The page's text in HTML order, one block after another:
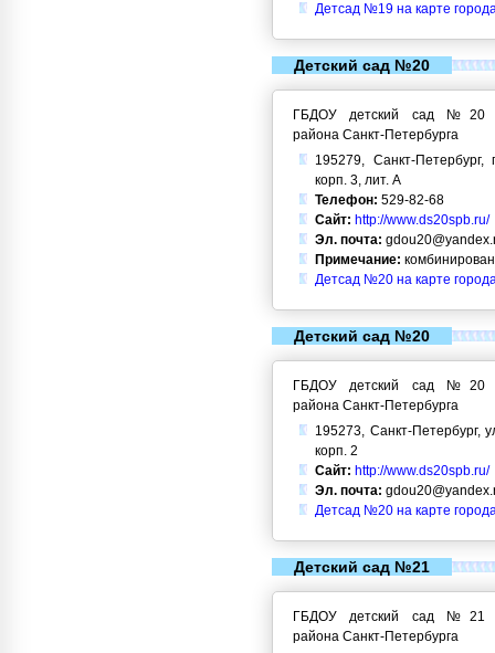
Детсад №19 на карте
Детский сад №20
ГБДОУ детский сад №20
района Санкт-Петербурга
195279, Санкт-
корп. 3, лит. А
Телефон: 529-82-68
Сайт: http://www.ds20spb.ru/
Эл. почта:
Примечание:
Детсад №20 на карте
Детский сад №20
ГБДОУ детский сад №20
района Санкт-Петербурга
195273, Санкт-Петербург,
корп. 2
Сайт: http://www.ds20spb.ru/
Эл. почта:
Детсад №20 на карте
Детский сад №21
ГБДОУ детский сад №21
района Санкт-Петербурга